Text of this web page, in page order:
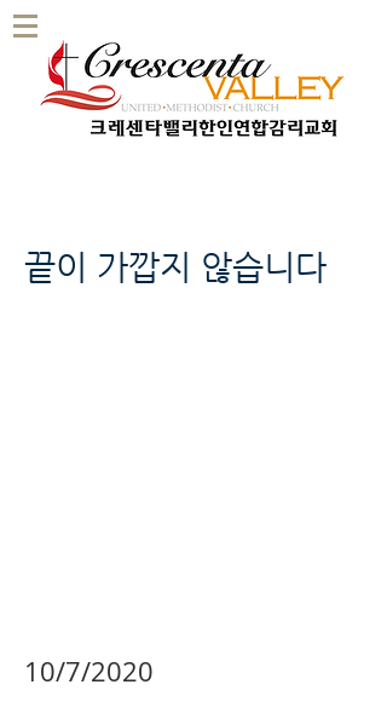
끝이 가깝지 않습니다
10/7/2020